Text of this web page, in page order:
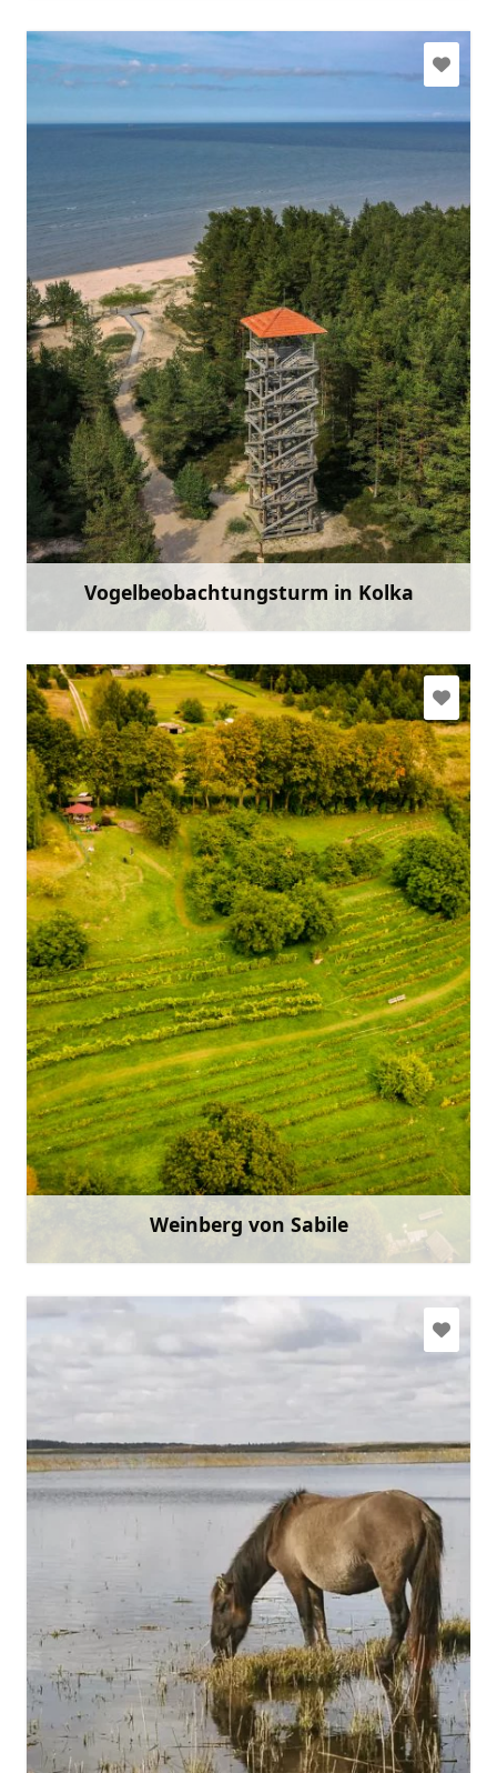
Vogelbeobachtungsturm in Kolka
slitere@daba.gov.lv
+371 67800389
Gehen Sie mit
Weinberg von Sabile
tic.sabile@talsi.lv
+371 27841827
Gehen Sie mit
Mehr